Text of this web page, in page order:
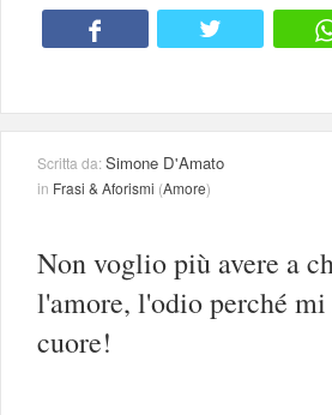
Scritta da:Simone D'Amato
in Frasi & Aforismi (Amore)
Non voglio più avere a
l'amore, l'odio perché
cuore!